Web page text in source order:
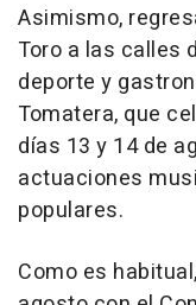
Asimismo,
Toro a las calles
deporte y
Tomatera, que
días 13 y 14 de
actuaciones
populares.
Como es